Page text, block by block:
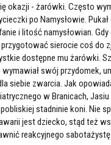
okazji - żarówki. Często
po Namysłowie.
i litość namysłowian.
sierocie coś do
dostępne mu żarówki.
swój przydomek,
siebie zwarcia. Jak
w Branicach,
stadninie koni. Nie
jest dziecko, stąd też
reakcyjnego sabotażystę